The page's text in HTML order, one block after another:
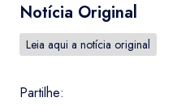
Notícia Original
Leia aqui a notícia original
Partilhe: